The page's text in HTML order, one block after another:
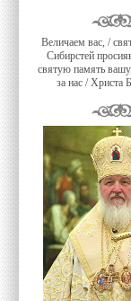
Величаем вас, /
Сибирстей
святую память
за нас / Христа